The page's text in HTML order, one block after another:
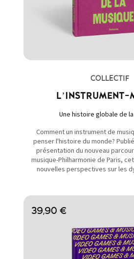
COLLECTIF
L’INSTRUMENT-
Une histoire globale de
Comment un instrument de
penser l'histoire du monde?
présentation du nouveau
musique-Philharmonie de Paris,
nouvelles perspectives sur les
39,90 €